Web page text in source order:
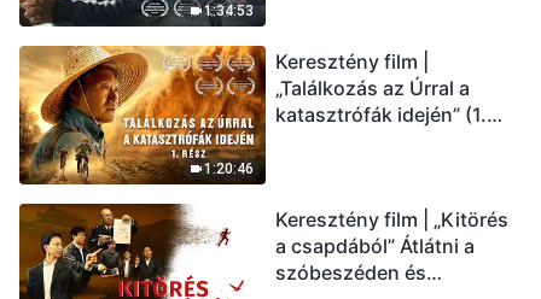
1:34:53
országába? (Magyar
szinkron)
1:20:46
Keresztény film |
„Találkozás az Úrral a
katasztrófák idején” (1.
Keresztény film | „Kitörés
a csapdából” Átlátni a
szóbeszéden és